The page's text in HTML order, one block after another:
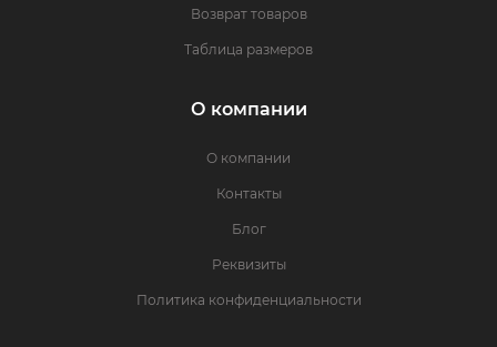
Возврат товаров
Таблица размеров
О компании
О компании
Контакты
Блог
Реквизиты
Политика конфиденциальности